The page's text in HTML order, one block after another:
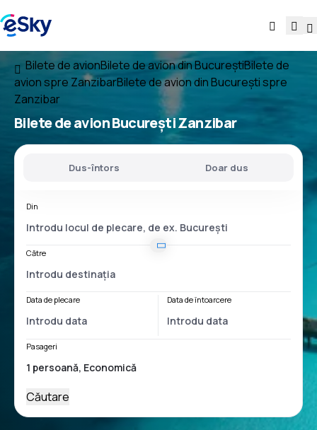
Bilete de avionBilete de avion din BucureștiBilete de
avion spre ZanzibarBilete de avion din București spre
Zanzibar
Bilete de avionBucurești Zanzibar
Dus-întors Doar dus
Din
Către
Data de plecare Data de întoarcere
Pasageri
Căutare